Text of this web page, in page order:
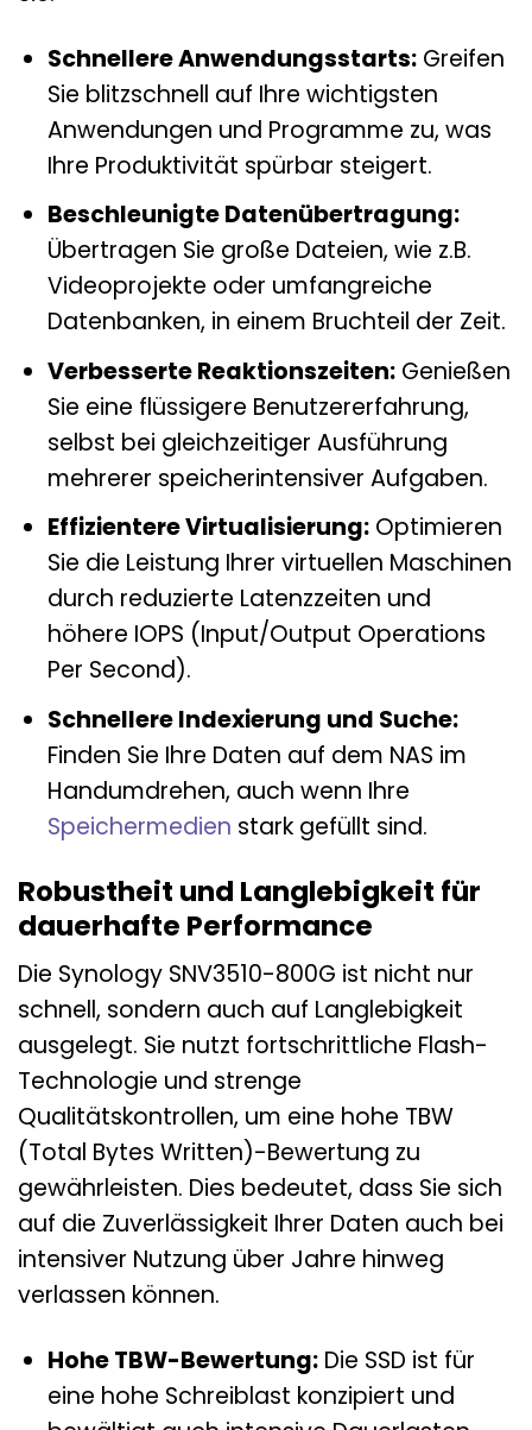
Schnellere Anwendungsstarts:Greifen
Sie blitzschnell auf Ihre wichtigsten
Anwendungen und Programme zu, was
Ihre Produktivität spürbar steigert.
Beschleunigte Datenübertragung:
Übertragen Sie große Dateien, wie z.B.
Videoprojekte oder umfangreiche
Datenbanken, in einem Bruchteil der Zeit.
Verbesserte Reaktionszeiten:Genießen
Sie eine flüssigere Benutzererfahrung,
selbst bei gleichzeitiger Ausführung
mehrerer speicherintensiver Aufgaben.
Effizientere Virtualisierung:Optimieren
Sie die Leistung Ihrer virtuellen Maschinen
durch reduzierte Latenzzeiten und
höhere IOPS (Input/Output Operations
Per Second).
Schnellere Indexierung und Suche:
Finden Sie Ihre Daten auf dem NAS im
Handumdrehen, auch wenn Ihre
Speichermedien stark gefüllt sind.
Robustheit und Langlebigkeit für
dauerhafte Performance
Die Synology SNV3510-800G ist nicht nur
schnell, sondern auch auf Langlebigkeit
ausgelegt. Sie nutzt fortschrittliche Flash-
Technologie und strenge
Qualitätskontrollen, um eine hohe TBW
(Total Bytes Written)-Bewertung zu
gewährleisten. Dies bedeutet, dass Sie sich
auf die Zuverlässigkeit Ihrer Daten auch bei
intensiver Nutzung über Jahre hinweg
verlassen können.
Hohe TBW-Bewertung:Die SSD ist für
eine hohe Schreiblast konzipiert und